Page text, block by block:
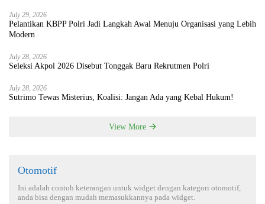
July 29, 2026
Pelantikan KBPP Polri Jadi Langkah Awal Menuju Organisasi yang Lebih
Modern
July 28, 2026
Seleksi Akpol 2026 Disebut Tonggak Baru Rekrutmen Polri
July 28, 2026
Sutrimo Tewas Misterius, Koalisi: Jangan Ada yang Kebal Hukum!
View More
Otomotif
Ini adalah contoh keterangan untuk widget dengan kategori otomotif,
anda bisa dengan mudah memasukkannya pada widget.